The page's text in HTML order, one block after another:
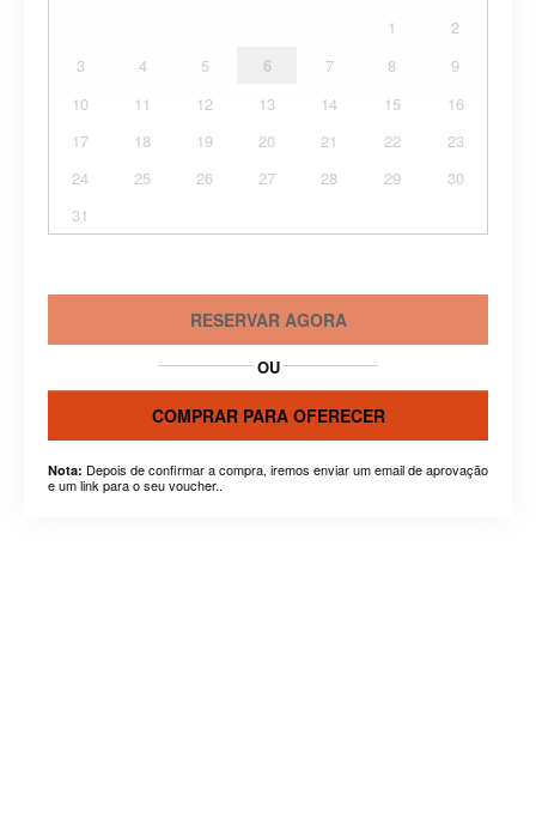
1
2
3
4 5 6 7 8
9
10
11 12 13 14 15
16
17
18 19 20 21 22
23
24
25 26 27 28 29
30
31
RESERVAR AGORA
OU
COMPRAR PARA OFERECER
Nota: Depois de confirmar a compra, iremos enviar um email de aprovação
e um link para o seu voucher..